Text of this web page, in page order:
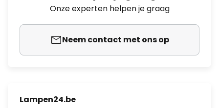
Onze experten helpen je graag
Neem contact met ons op
Lampen24.be